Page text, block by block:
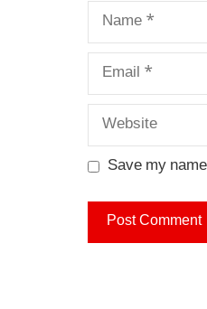
Name
Email
Website
Save my